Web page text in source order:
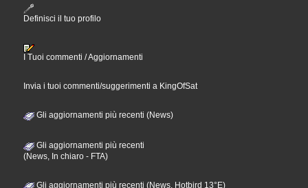
Definisci il tuo profilo
I Tuoi commenti / Aggiornamenti
Invia i tuoi commenti/suggerimenti a KingOfSat
Gli aggiornamenti più recenti (News)
Gli aggiornamenti più recenti
(News, In chiaro - FTA)
Gli aggiornamenti più recenti (News, Hotbird 13°E)